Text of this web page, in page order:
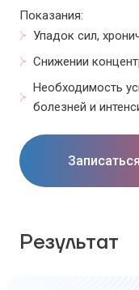
Показания:
Упадок сил,
Снижении
Необходимость
болезней и
Результат